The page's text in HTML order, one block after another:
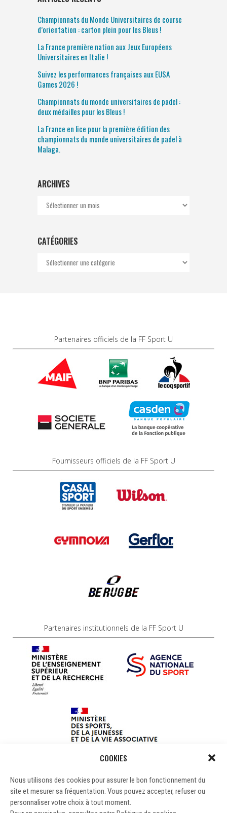
COOKIES
Nous utilisons des cookies pour assurer le bon fonctionnement du
site et mesurer sa fréquentation. Vous pouvez accepter, refuser ou
personnaliser votre choix à tout moment.
Championnats du Monde Universitaires de course
d’orientation : carton plein pour les Bleus !
La France première nation aux Jeux Européens
Universitaires en Italie !
Suivez les performances françaises aux EUSA
Games 2026 !
Championnats du monde universitaires de padel :
deux médailles pour les Bleus !
La France en lice pour la première édition des
championnats du monde universitaires de padel à
Malaga.
ARCHIVES
Archives
CATÉGORIES
Catégories
Partenaires officiels de la FF Sport U
Fournisseurs officiels de la FF Sport U
Partenaires institutionnels de la FF Sport U